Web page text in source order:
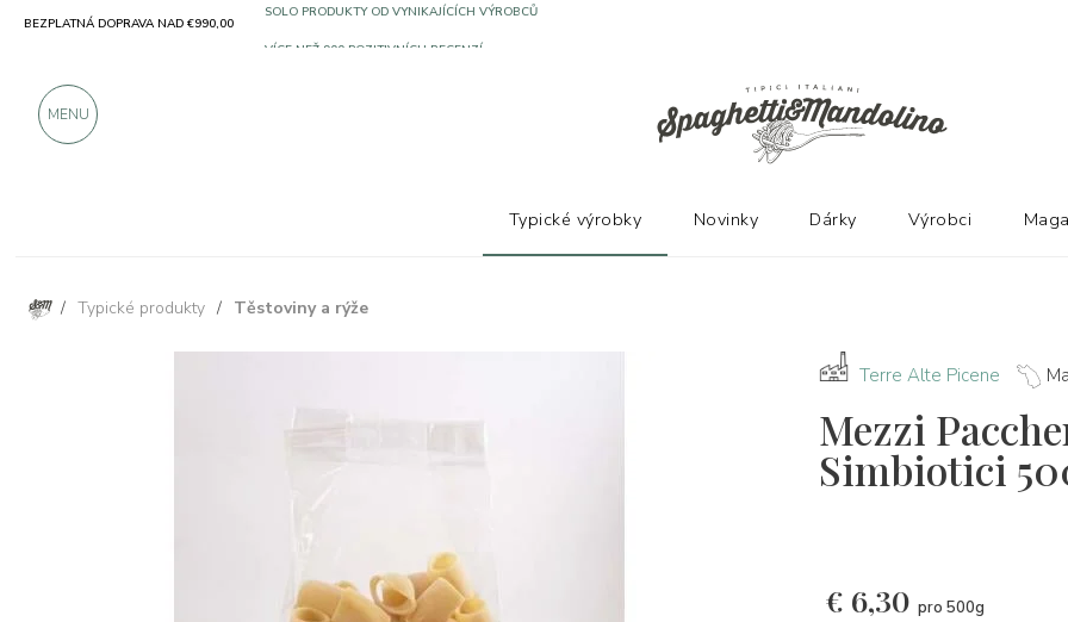
/ Typické produkty / Těstoviny a rýže
Terre Alte Picene
Mezzi
Simbiotici
€ 6,30 pro 500g
BEZPLATNÁ DOPRAVA NAD €990,00
MENU
Typické výrobky Novinky Dárky Výrobci